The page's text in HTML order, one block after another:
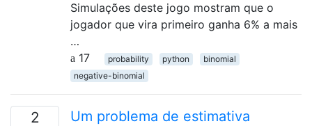
Simulações deste jogo mostram que o
jogador que vira primeiro ganha 6% a mais
…
17
probability python
binomial
negative-binomial
2
Um problema de estimativa